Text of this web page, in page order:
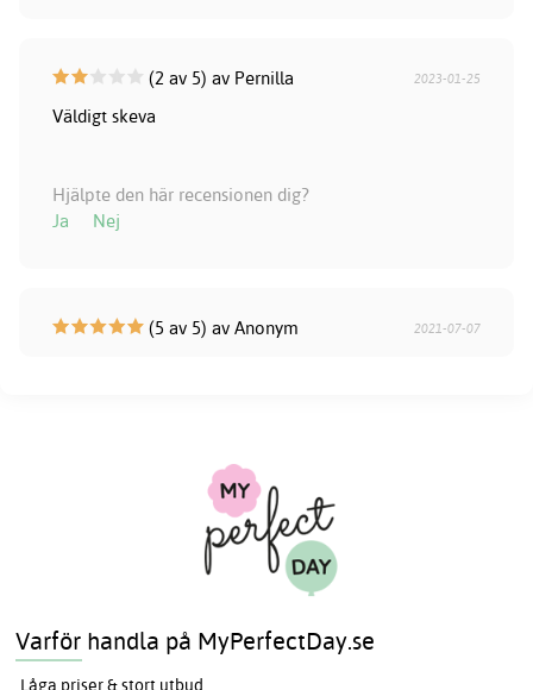
(2 av 5) av Pernilla 2023-01-25
Väldigt skeva
Hjälpte den här recensionen dig?
Ja
Nej
(5 av 5) av Anonym 2021-07-07
Varför handla på MyPerfectDay.se
Låga priser & stort utbud